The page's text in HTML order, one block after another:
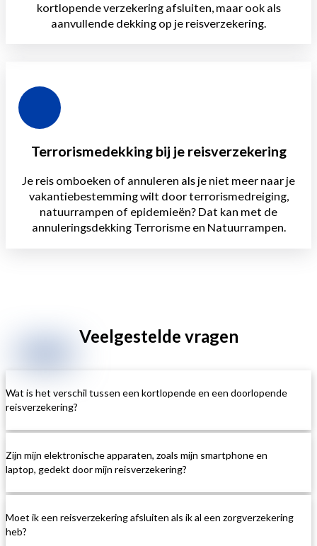
kortlopende verzekering afsluiten, maar ook als
aanvullende dekking op je reisverzekering.
Terrorismedekking bij je reisverzekering
Je reis omboeken of annuleren als je niet meer naar je
vakantiebestemming wilt door terrorismedreiging,
natuurrampen of epidemieën? Dat kan met de
annuleringsdekking Terrorisme en Natuurrampen.
Veelgestelde vragen
Wat is het verschil tussen een kortlopende en een doorlopende
reisverzekering?
Een kortlopende reisverzekering biedt dekking voor een
specifieke reisperiode, meestal vanaf enkele dagen tot enkele
dekking gedurende een heel jaar, ongeacht het aantal reizen dat
je maakt. Met een doorlopende reisverzekering hoef je niet voor
Zijn mijn elektronische apparaten, zoals mijn smartphone en
laptop, gedekt door mijn reisverzekering?
Dekking voor elektronische apparaten kan verschillen tussen
verzekeraars en polissen. In sommige gevallen kan schade,
Moet ik een reisverzekering afsluiten als ik al een zorgverzekering
heb?